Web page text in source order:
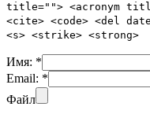
title=""> <acronym
<cite> <code> <del
<s> <strike> <strong>
Имя: *
Email: *
Файл